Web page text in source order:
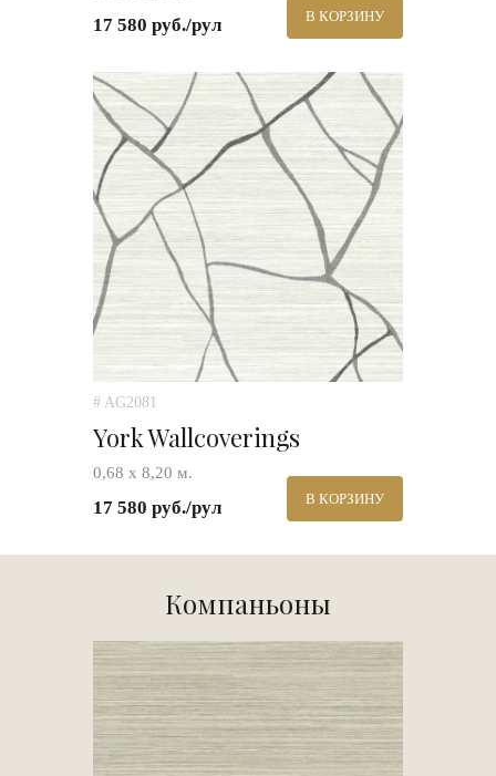
17 580 руб./рул В КОРЗИНУ
# AG2081
York Wallcoverings
0,68 х 8,20 м.
17 580 руб./рул В КОРЗИНУ
Компаньоны